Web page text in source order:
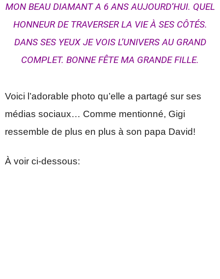
MON BEAU DIAMANT A 6 ANS AUJOURD’HUI. QUEL
HONNEUR DE TRAVERSER LA VIE À SES CÔTÉS.
DANS SES YEUX JE VOIS L’UNIVERS AU GRAND
COMPLET. BONNE FÊTE MA GRANDE FILLE.
Voici l’adorable photo qu’elle a partagé sur ses
médias sociaux… Comme mentionné, Gigi
ressemble de plus en plus à son papa David!
À voir ci-dessous: